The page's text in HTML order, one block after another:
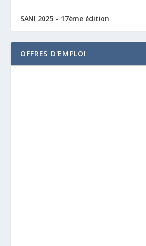
SANI 2025 – 17ème édition
OFFRES D'EMPLOI